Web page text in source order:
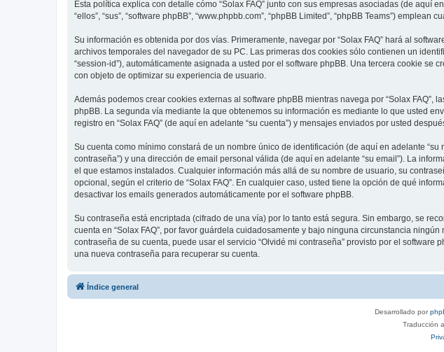
Esta política explica con detalle cómo “Solax FAQ” junto con sus empresas asociadas (de aquí
“ellos”, “sus”, “software phpBB”, “www.phpbb.com”, “phpBB Limited”, “phpBB Teams”)
Su información es obtenida por dos vías. Primeramente, navegar por “Solax FAQ” hará al
archivos temporales del navegador de su PC. Las primeras dos cookies sólo contienen un
“session-id”), automáticamente asignada a usted por el software phpBB. Una tercera cookie se
con objeto de optimizar su experiencia de usuario.
Además podemos crear cookies externas al software phpBB mientras navega por “Solax
phpBB. La segunda vía mediante la que obtenemos su información es mediante lo que usted
registro en “Solax FAQ” (de aquí en adelante “su cuenta”) y mensajes enviados por usted
Su cuenta como mínimo constará de un nombre único de identificación (de aquí en adelante
contraseña”) y una dirección de email personal válida (de aquí en adelante “su email”). La
el que estamos instalados. Cualquier información más allá de su nombre de usuario, su
opcional, según el criterio de “Solax FAQ”. En cualquier caso, usted tiene la opción de qué
desactivar los emails generados automáticamente por el software phpBB.
Su contraseña está encriptada (cifrado de una vía) por lo tanto está segura. Sin embargo, se
cuenta en “Solax FAQ”, por favor guárdela cuidadosamente y bajo ninguna circunstancia
contraseña de su cuenta, puede usar el servicio “Olvidé mi contraseña” provisto por el
una nueva contraseña para recuperar su cuenta.
Índice general
Desarrollado por
Traducción